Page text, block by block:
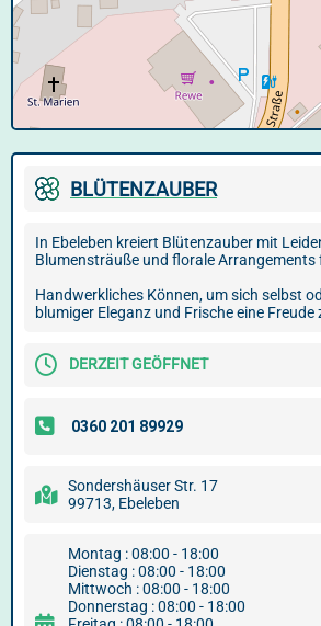
BLÜTENZAUBER
In Ebeleben kreiert Blütenzauber mit
Blumensträuße und florale Arrangements
Handwerkliches Können, um sich selbst
blumiger Eleganz und Frische eine Freude
DERZEIT GEÖFFNET
Sondershäuser Str. 17
99713, Ebeleben
Montag : 08:00 - 18:00
Dienstag : 08:00 - 18:00
Mittwoch : 08:00 - 18:00
Donnerstag : 08:00 - 18:00